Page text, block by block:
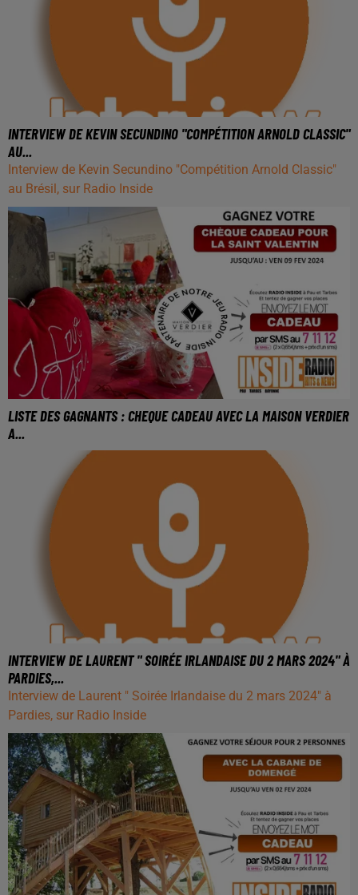
INTERVIEW DE KEVIN SECUNDINO "COMPÉTITION ARNOLD CLASSIC"
AU...
Interview de Kevin Secundino "Compétition Arnold Classic"
au Brésil, sur Radio Inside
LISTE DES GAGNANTS : CHEQUE CADEAU AVEC LA MAISON VERDIER
A...
INTERVIEW DE LAURENT " SOIRÉE IRLANDAISE DU 2 MARS 2024" À
PARDIES,...
Interview de Laurent " Soirée Irlandaise du 2 mars 2024" à
Pardies, sur Radio Inside